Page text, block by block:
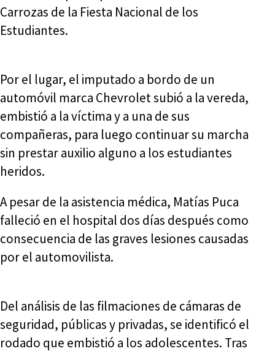
Carrozas de la Fiesta Nacional de los
Estudiantes.
Por el lugar, el imputado a bordo de un
automóvil marca Chevrolet subió a la vereda,
embistió a la víctima y a una de sus
compañeras, para luego continuar su marcha
sin prestar auxilio alguno a los estudiantes
heridos.
A pesar de la asistencia médica, Matías Puca
falleció en el hospital dos días después como
consecuencia de las graves lesiones causadas
por el automovilista.
Del análisis de las filmaciones de cámaras de
seguridad, públicas y privadas, se identificó el
rodado que embistió a los adolescentes. Tras